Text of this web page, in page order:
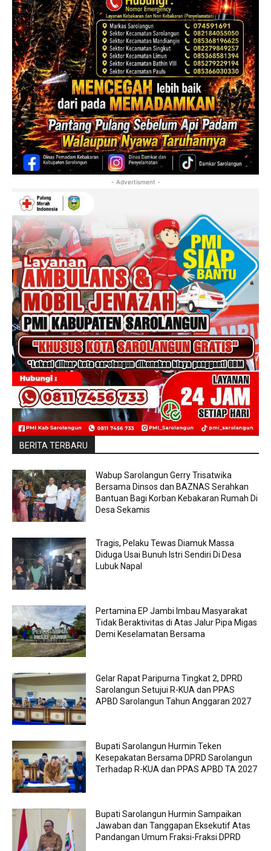
- Advertisment -
BERITA TERBARU
Wabup Sarolangun Gerry Trisatwika
Bersama Dinsos dan BAZNAS Serahkan
Bantuan Bagi Korban Kebakaran Rumah Di
Desa Sekamis
Tragis, Pelaku Tewas Diamuk Massa
Diduga Usai Bunuh Istri Sendiri Di Desa
Lubuk Napal
Pertamina EP Jambi Imbau Masyarakat
Tidak Beraktivitas di Atas Jalur Pipa Migas
Demi Keselamatan Bersama
Gelar Rapat Paripurna Tingkat 2, DPRD
Sarolangun Setujui R-KUA dan PPAS
APBD Sarolangun Tahun Anggaran 2027
Bupati Sarolangun Hurmin Teken
Kesepakatan Bersama DPRD Sarolangun
Terhadap R-KUA dan PPAS APBD TA 2027
Bupati Sarolangun Hurmin Sampaikan
Jawaban dan Tanggapan Eksekutif Atas
Pandangan Umum Fraksi-Fraksi DPRD